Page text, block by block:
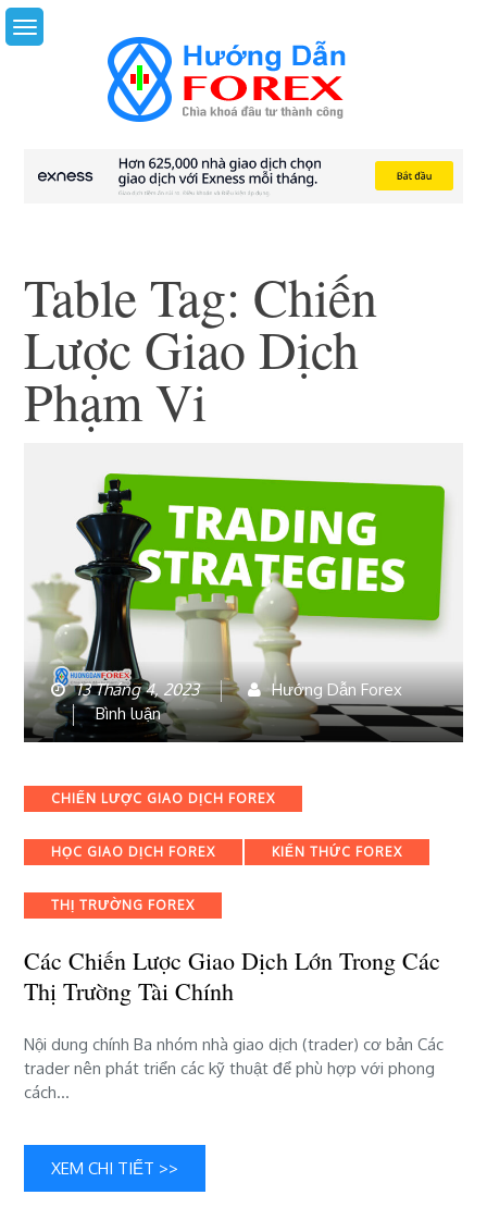
Skip
to
Table Tag: Chiến
Lược Giao Dịch
Phạm Vi
13 Tháng 4, 2023
Hướng Dẫn Forex
Bình luậnbài
viết
chiến
lược
dịch
trong
thị
trường
tài
Categories
CHIẾN LƯỢC GIAO DỊCH FOREX
HỌC GIAO DỊCH FOREX KIẾN THỨC FOREX
THỊ TRƯỜNG FOREX
Các Chiến Lược Giao Dịch Lớn Trong Các
Thị Trường Tài Chính
Nội dung chính Ba nhóm nhà giao dịch (trader) cơ bản Các
trader nên phát triển các kỹ thuật để phù hợp với phong
cách…
XEM CHI TIẾT >>